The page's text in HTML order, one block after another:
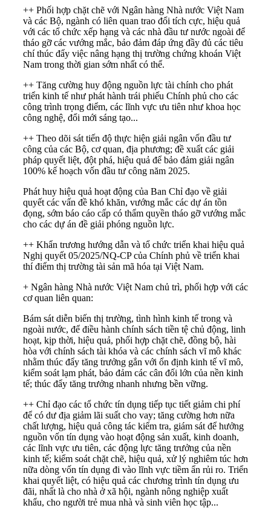
++ Phối hợp chặt chẽ với Ngân hàng Nhà nước Việt Nam
và các Bộ, ngành có liên quan trao đổi tích cực, hiệu quả
với các tổ chức xếp hạng và các nhà đầu tư nước ngoài để
tháo gỡ các vướng mắc, bảo đảm đáp ứng đầy đủ các tiêu
chí thúc đẩy việc nâng hạng thị trường chứng khoán Việt
Nam trong thời gian sớm nhất có thể.
++ Tăng cường huy động nguồn lực tài chính cho phát
triển kinh tế như phát hành trái phiếu Chính phủ cho các
công trình trọng điểm, các lĩnh vực ưu tiên như khoa học
công nghệ, đổi mới sáng tạo...
++ Theo dõi sát tiến độ thực hiện giải ngân vốn đầu tư
công của các Bộ, cơ quan, địa phương; đề xuất các giải
pháp quyết liệt, đột phá, hiệu quả để bảo đảm giải ngân
100% kế hoạch vốn đầu tư công năm 2025.
Phát huy hiệu quả hoạt động của Ban Chỉ đạo về giải
quyết các vấn đề khó khăn, vướng mắc các dự án tồn
đọng, sớm báo cáo cấp có thẩm quyền tháo gỡ vướng mắc
cho các dự án đề giải phóng nguồn lực.
++ Khẩn trương hướng dẫn và tổ chức triển khai hiệu quả
Nghị quyết 05/2025/NQ-CPcủa Chính phủ về triển khai
thí điểm thị trường tài sản mã hóa tại Việt Nam.
+ Ngân hàng Nhà nước Việt Nam chủ trì, phối hợp với các
cơ quan liên quan:
Bám sát diễn biến thị trường, tình hình kinh tế trong và
ngoài nước, để điều hành chính sách tiền tệ chủ động, linh
hoạt, kịp thời, hiệu quả, phối hợp chặt chẽ, đồng bộ, hài
hòa với chính sách tài khóa và các chính sách vĩ mô khác
nhằm thúc đẩy tăng trưởng gắn với ổn định kinh tế vĩ mô,
kiểm soát lạm phát, bảo đảm các cân đối lớn của nền kinh
tế; thúc đẩy tăng trưởng nhanh nhưng bền vững.
++ Chỉ đạo các tổ chức tín dụng tiếp tục tiết giảm chi phí
để có dư địa giảm lãi suất cho vay; tăng cường hơn nữa
chất lượng, hiệu quả công tác kiểm tra, giám sát để hưởng
nguồn vốn tín dụng vào hoạt động sản xuất, kinh doanh,
các lĩnh vực ưu tiên, các động lực tăng trưởng của nền
kinh tế; kiểm soát chặt chẽ, hiệu quả, xử lý nghiêm túc hơn
nữa dòng vốn tín dụng đi vào lĩnh vực tiềm ẩn rủi ro. Triển
khai quyết liệt, có hiệu quả các chương trình tín dụng ưu
đãi, nhất là cho nhà ở xã hội, ngành nông nghiệp xuất
khẩu, cho người trẻ mua nhà và sinh viên học tập...